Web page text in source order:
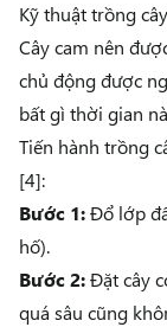
Kỹ thuật trồng
Cây cam nên
chủ động được
bất gì thời gian
Tiến hành trồng
[4]:
Bước 1:Đổ lớp
hố).
Bước 2:Đặt cây
quá sâu cũng